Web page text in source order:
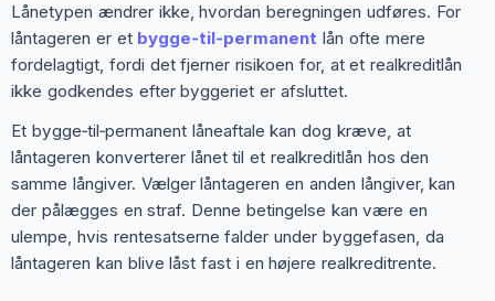
Lånetypen ændrer ikke, hvordan beregningen udføres. For
låntageren er et bygge‑til‑permanent lån ofte mere
fordelagtigt, fordi det fjerner risikoen for, at et realkreditlån
ikke godkendes efter byggeriet er afsluttet.
Et bygge‑til‑permanent låneaftale kan dog kræve, at
låntageren konverterer lånet til et realkreditlån hos den
samme långiver. Vælger låntageren en anden långiver, kan
der pålægges en straf. Denne betingelse kan være en
ulempe, hvis rentesatserne falder under byggefasen, da
låntageren kan blive låst fast i en højere realkreditrente.